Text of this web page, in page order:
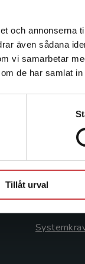
och annonserna
även sådana
vi samarbetar
de har samlat
Tillåt urval
erbjuder inte
ett köp
i Sverige.Läs mer
Kontakta
046-31
Frågor och